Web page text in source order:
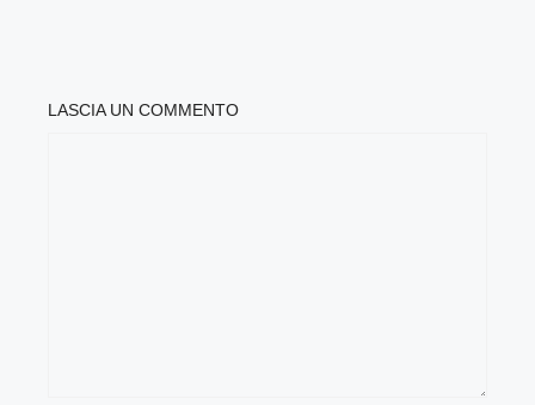
LASCIA UN COMMENTO